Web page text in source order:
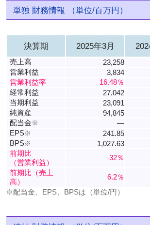
単独 財務情報 （単位/百万円）
決算期 2025年3月
売上高 23,258
営業利益
3,834
営業利益率
16.48％
経常利益
27,042
当期利益
23,091
純資産
94,845
配当金※ ―
EPS※ 241.85
BPS※ 1,027.63
前期比
（営業利益）
-32％
前期比（売上
高）
6.2％
※配当金、EPS、BPSは（単位/円）